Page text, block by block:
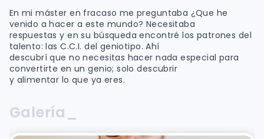
En mi máster en fracaso me preguntaba ¿Que he
venido a hacer a este mundo? Necesitaba
respuestas y en su búsqueda encontré los patrones del
talento: las C.C.I. del geniotipo. Ahí
descubrí que no necesitas hacer nada especial para
convertirte en un genio; solo descubrir
y alimentar lo que ya eres.
Galería_